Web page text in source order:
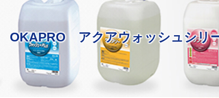
OKAPRO アクアウォッシュシリ